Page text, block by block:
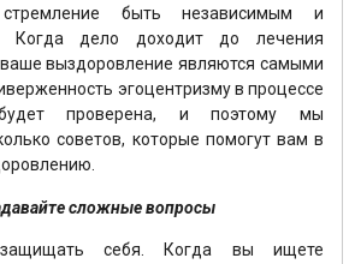
быть независимым и
Когда дело доходит до лечения
выздоровление являются самыми
эгоцентризму в процессе
будет проверена, и поэтому мы
советов, которые помогут вам в
сложные вопросы
себя. Когда вы ищете